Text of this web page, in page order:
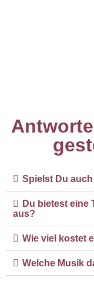
Spielst Du
Du bietest eine
aus?
Wie viel kostet
Welche Musik